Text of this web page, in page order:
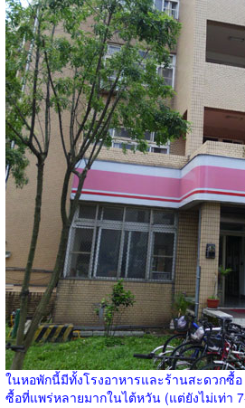
ในหอพักนี้มีทั้งโรงอาหารและร้านสะดวกซื้
ซื้อที่แพร่หลายมากในไต้หวัน (แต่ยังไม่เท่า